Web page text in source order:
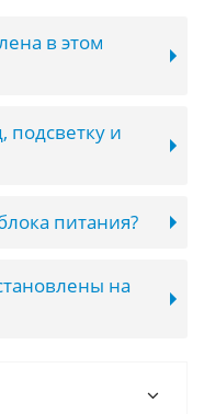
в этом
подсветку и
питания?
на